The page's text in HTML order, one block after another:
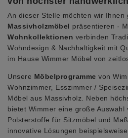
An dieser Stelle möchten wir Ihnen
Massivholzmöbel präsentieren -
Wohnkollektionen verbinden
Wohndesign & Nachhaltigkeit mit
im Hause Wimmer Möbel von
Unsere Möbelprogramme von
Wohnzimmer, Esszimmer /
Möbel aus Massivholz. Neben
bietet Wimmer eine große Auswahl
Polsterstoffe für Sitzmöbel und
innovative Lösungen